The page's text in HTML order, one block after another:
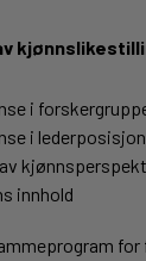
i
i
innhold